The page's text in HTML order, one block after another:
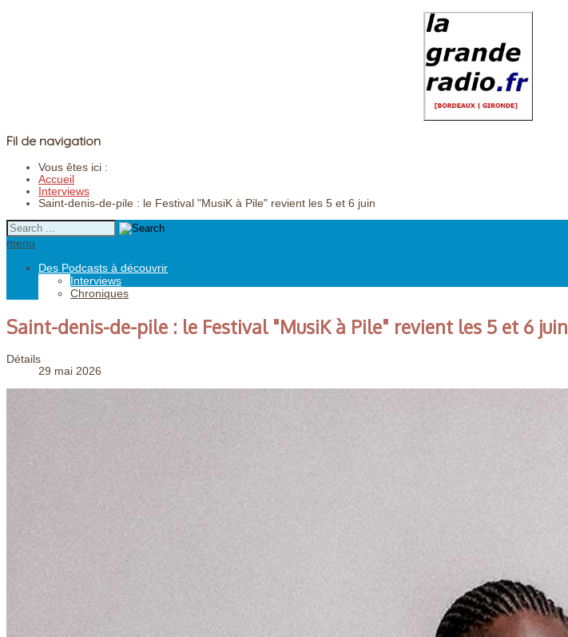
Fil de navigation
Vous êtes ici :
Accueil
Interviews
Saint-denis-de-pile : le Festival "MusiK à Pile" revient les 5 et 6 juin
menu
Des Podcasts à découvrir
Interviews
Chroniques
Saint-denis-de-pile : le Festival "MusiK à Pile" revient les 5 et 6 juin
Détails
29 mai 2026